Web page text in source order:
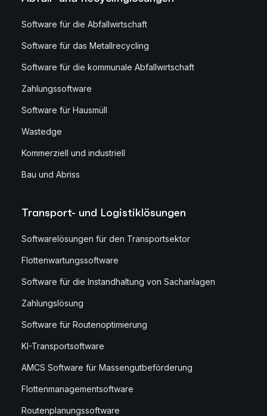
Software für die Abfallwirtschaft
Software für das Metallrecycling
Software für die kommunale Abfallwirtschaft
Zahlungssoftware
Software für Hausmüll
Wastedge
Kommerziell und industriell
Bau und Abriss
Transport- und Logistiklösungen
Softwarelösungen für den Transportsektor
Flottenwartungssoftware
Software für die Instandhaltung von Sachanlagen
Zahlungslösung
Software für Routenoptimierung
KI-Transportsoftware
AMCS Software für Massengutbeförderung
Flottenmanagementsoftware
Routenplanungssoftware